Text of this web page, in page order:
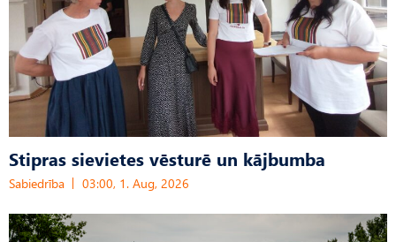
Stipras sievietes vēsturē un kājbumba
Sabiedrība 03:00, 1. Aug, 2026